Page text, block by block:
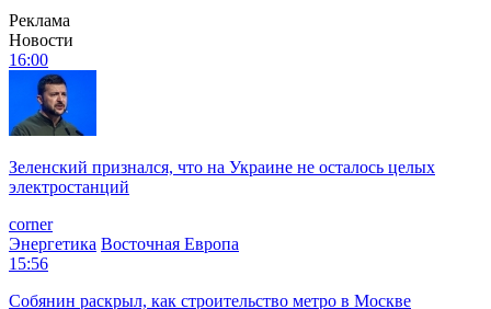
Реклама
Новости
16:00
Зеленский признался, что на Украине не осталось целых
электростанций
corner
Энергетика Восточная Европа
15:56
Собянин раскрыл, как строительство метро в Москве